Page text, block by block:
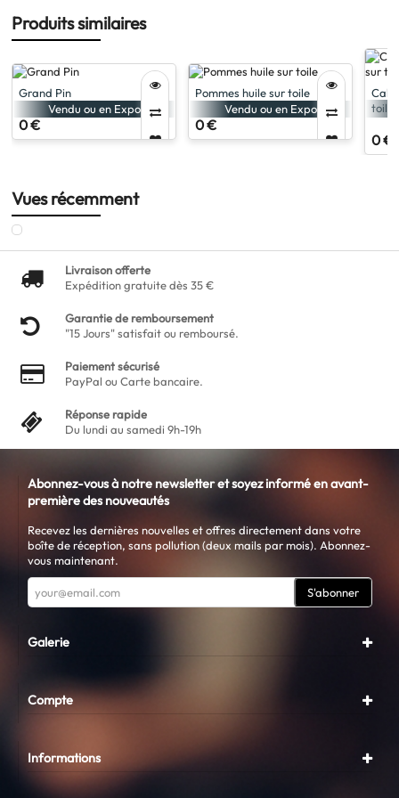
Produits similaires
Vendu ou en Expo
Grand Pin
0 €
Vendu ou en Expo
Pommes huile sur toile
0 €
toile
0 €
Vues récemment
Livraison offerte
Expédition gratuite dès 35 €
Garantie de remboursement
"15 Jours" satisfait ou remboursé.
Paiement sécurisé
PayPal ou Carte bancaire.
Réponse rapide
Du lundi au samedi 9h-19h
Abonnez-vous à notre newsletter et soyez informé en avant-
première des nouveautés
Recevez les dernières nouvelles et offres directement dans votre
boîte de réception, sans pollution (deux mails par mois). Abonnez-
vous maintenant.
S'abonner
Galerie
Compte
Informations